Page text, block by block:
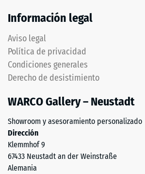
Información legal
Aviso legal
Política de privacidad
Condiciones generales
Derecho de desistimiento
WARCO Gallery – Neustadt
Showroom y asesoramiento personalizado
Dirección
Klemmhof 9
67433 Neustadt an der Weinstraße
Alemania